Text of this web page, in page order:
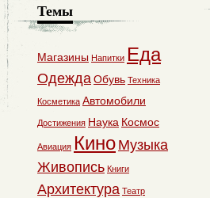
Темы
Магазины Напитки Еда
ОдеждаОбувь Техника
Косметика Автомобили
Достижения Наука Космос
Авиация Кино Музыка
Живопись Книги
Архитектура Театр